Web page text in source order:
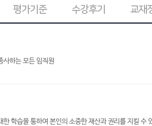
평가기준 수강후기 교재
사하는 모든 임직원
한 학습을 통하여 본인의 소중한 재산과 권리를 지킬 수